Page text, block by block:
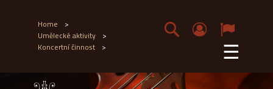
Home >
Umělecké aktivity >
Koncertní činnost > ☰